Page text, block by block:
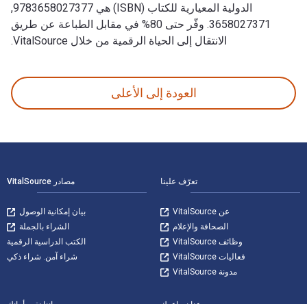
الدولية المعيارية للكتاب (ISBN) هي 9783658027377,
3658027371. وفّر حتى 80% في مقابل الطباعة عن طريق
الانتقال إلى الحياة الرقمية من خلال VitalSource.
العودة إلى الأعلى
تعرّف علينا
عن VitalSource
الصحافة والإعلام
وظائف VitalSource
فعاليات VitalSource
مدونة VitalSource
مصادر VitalSource
بيان إمكانية الوصول
الشراء بالجملة
الكتب الدراسية الرقمية
شراء آمن. شراء ذكي